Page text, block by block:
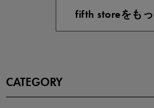
fifth storeをも
CATEGORY